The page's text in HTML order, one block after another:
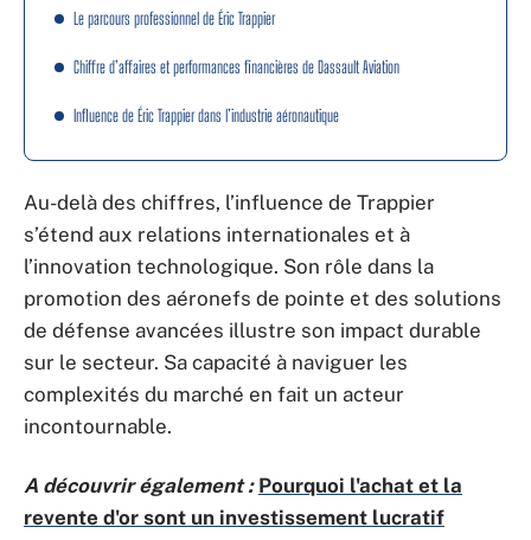
Le parcours professionnel de Éric Trappier
Chiffre d’affaires et performances financières de Dassault Aviation
Influence de Éric Trappier dans l’industrie aéronautique
Au-delà des chiffres, l’influence de Trappier
s’étend aux relations internationales et à
l’innovation technologique. Son rôle dans la
promotion des aéronefs de pointe et des solutions
de défense avancées illustre son impact durable
sur le secteur. Sa capacité à naviguer les
complexités du marché en fait un acteur
incontournable.
A découvrir également : Pourquoi l'achat et la
revente d'or sont un investissement lucratif